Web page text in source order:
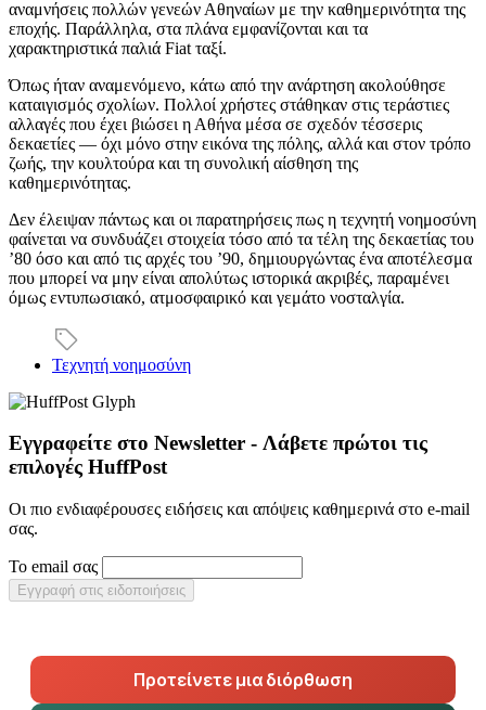
αναμνήσεις πολλών γενεών Αθηναίων με την καθημερινότητα της
εποχής. Παράλληλα, στα πλάνα εμφανίζονται και τα
χαρακτηριστικά παλιά Fiat ταξί.
Όπως ήταν αναμενόμενο, κάτω από την ανάρτηση ακολούθησε
καταιγισμός σχολίων. Πολλοί χρήστες στάθηκαν στις τεράστιες
αλλαγές που έχει βιώσει η Αθήνα μέσα σε σχεδόν τέσσερις
δεκαετίες — όχι μόνο στην εικόνα της πόλης, αλλά και στον τρόπο
ζωής, την κουλτούρα και τη συνολική αίσθηση της
καθημερινότητας.
Δεν έλειψαν πάντως και οι παρατηρήσεις πως η τεχνητή νοημοσύνη
φαίνεται να συνδυάζει στοιχεία τόσο από τα τέλη της δεκαετίας του
’80 όσο και από τις αρχές του ’90, δημιουργώντας ένα αποτέλεσμα
που μπορεί να μην είναι απολύτως ιστορικά ακριβές, παραμένει
όμως εντυπωσιακό, ατμοσφαιρικό και γεμάτο νοσταλγία.
Τεχνητή νοημοσύνη
Εγγραφείτε στο Newsletter - Λάβετε πρώτοι τις
επιλογές HuffPost
Οι πιο ενδιαφέρουσες ειδήσεις και απόψεις καθημερινά στο e-mail
σας.
Το email σας
Εγγραφή στις ειδοποιήσεις
Προτείνετε μια διόρθωση